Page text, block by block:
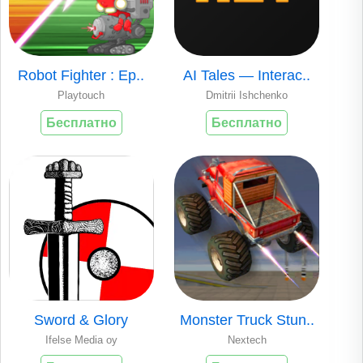
Robot Fighter : Ep..
Playtouch
Бесплатно
AI Tales — Interac..
Dmitrii Ishchenko
Бесплатно
Sword & Glory
Ifelse Media oy
Monster Truck Stun..
Nextech